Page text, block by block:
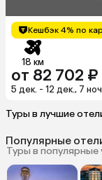
Кешбэк 4% по
18 км
от 82 702 ₽
5 дек. - 12 дек., 7
Туры в лучшие
Популярные
Туры в популярные